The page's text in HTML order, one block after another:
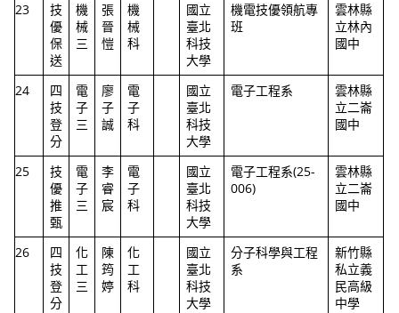
23
技
優
保
送
機
械
三
張
晉
愷
機
械
科
國立
臺北
科技
大學
機電技優領航專
班
雲林縣
立林內
國中
24
四
技
登
分
電
子
三
廖
子
誠
電
子
科
國立
臺北
科技
大學
電子工程系
雲林縣
立二崙
國中
25
技
優
推
甄
電
子
三
李
睿
宸
電
子
科
國立
臺北
科技
大學
電子工程系(25-
006)
雲林縣
立二崙
國中
26
四
技
登
分
化
工
三
陳
筠
婷
化
工
科
國立
臺北
科技
大學
分子科學與工程
系
新竹縣
私立義
民高級
中學